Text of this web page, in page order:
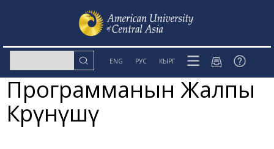
ENG РУС КЫРГ
Программанын Жалпы
Көрүнүшү